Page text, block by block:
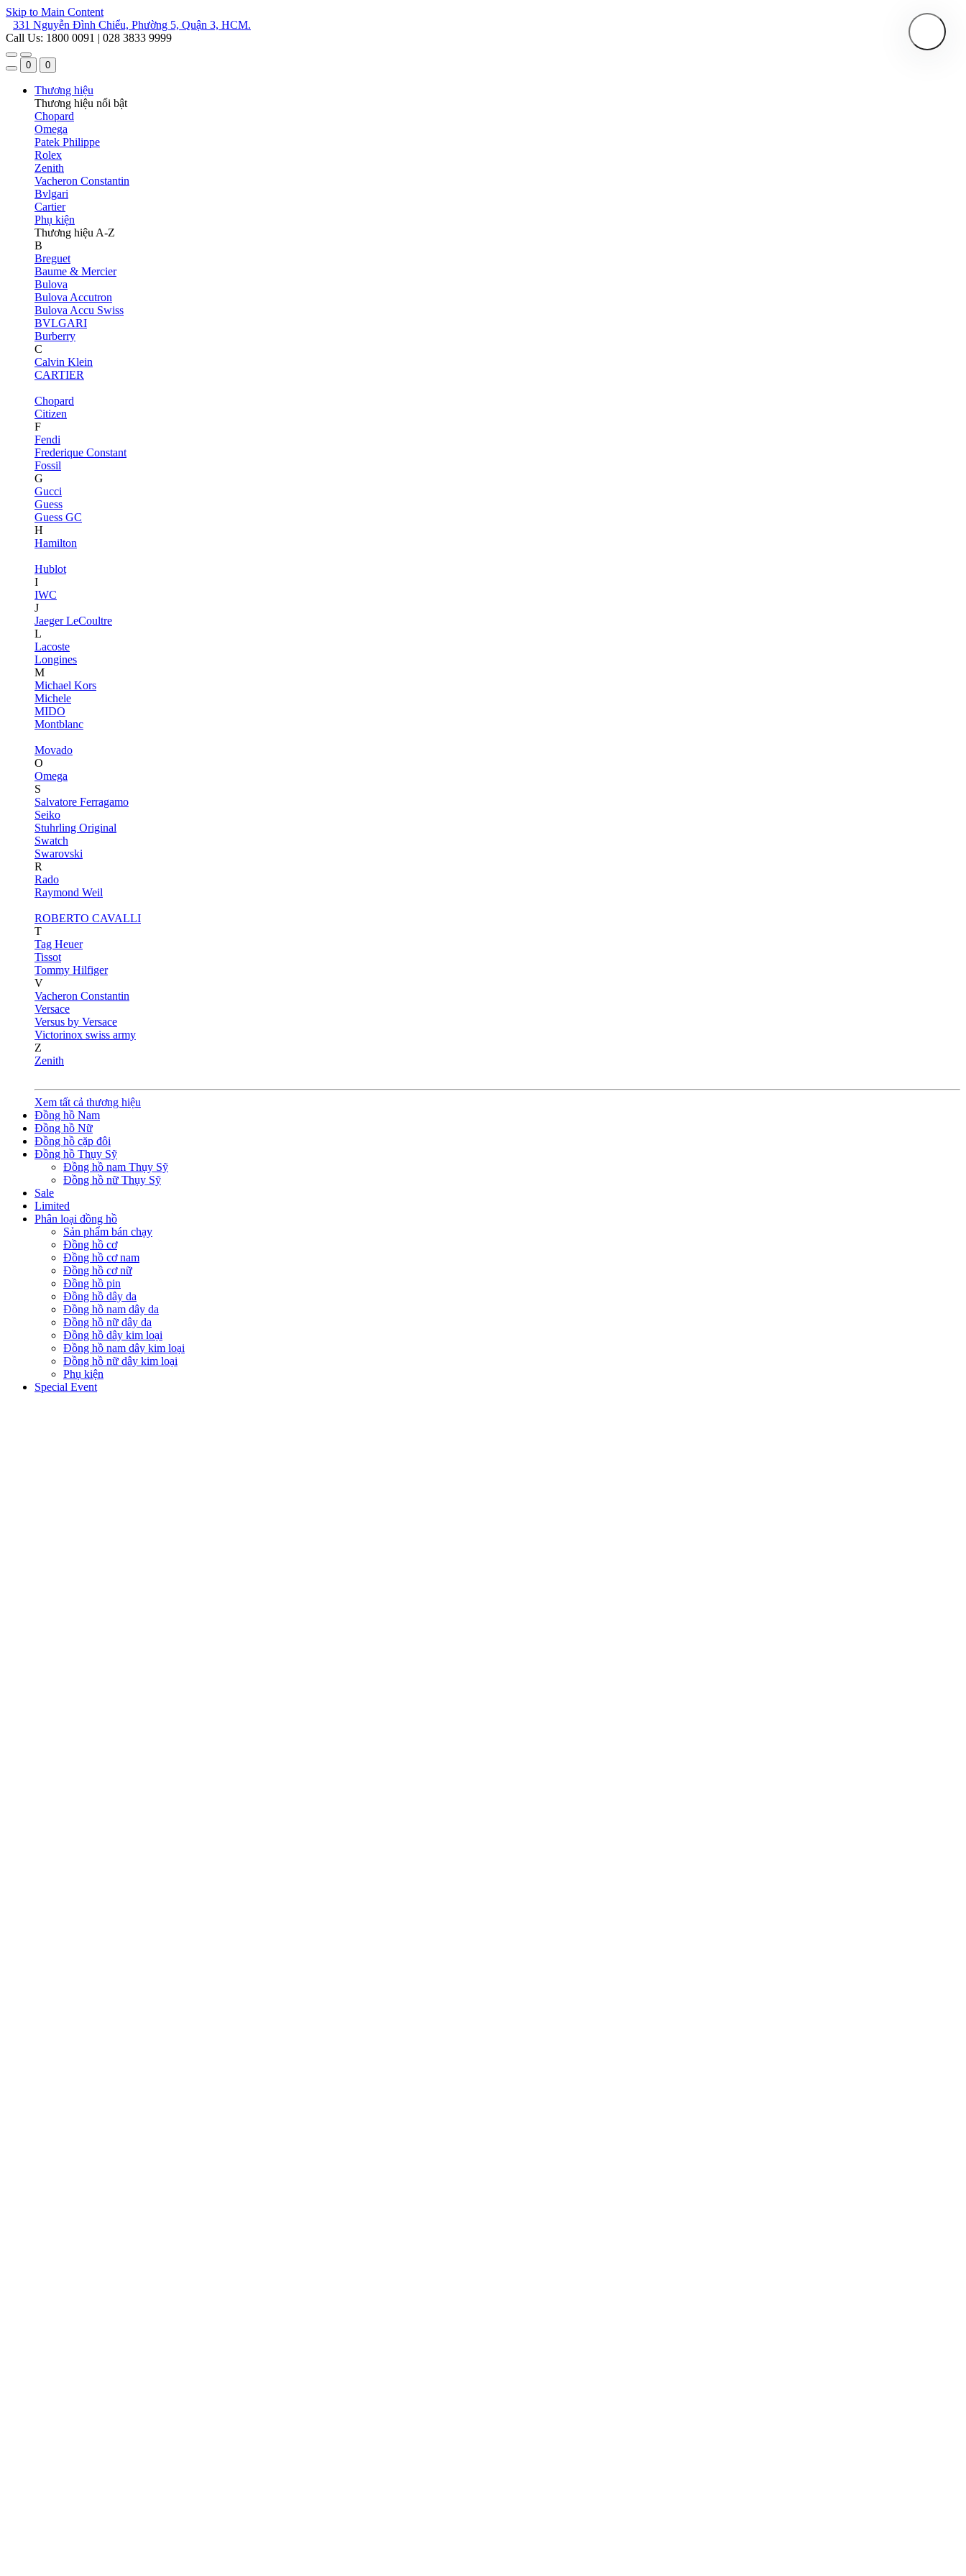
Skip to Main Content
331 Nguyễn Đình Chiểu, Phường 5, Quận 3, HCM.
Call Us: 1800 0091 | 028 3833 9999
0 0
Thương hiệu
Thương hiệu nổi bật
Chopard
Omega
Patek Philippe
Rolex
Zenith
Vacheron Constantin
Bvlgari
Cartier
Phụ kiện
Thương hiệu A-Z
B
Breguet
Baume & Mercier
Bulova
Bulova Accutron
Bulova Accu Swiss
BVLGARI
Burberry
C
Calvin Klein
CARTIER
Chopard
Citizen
F
Fendi
Frederique Constant
Fossil
G
Gucci
Guess
Guess GC
H
Hamilton
Hublot
I
IWC
J
Jaeger LeCoultre
L
Lacoste
Longines
M
Michael Kors
Michele
MIDO
Montblanc
Movado
O
Omega
S
Salvatore Ferragamo
Seiko
Stuhrling Original
Swatch
Swarovski
R
Rado
Raymond Weil
ROBERTO CAVALLI
T
Tag Heuer
Tissot
Tommy Hilfiger
V
Vacheron Constantin
Versace
Versus by Versace
Victorinox swiss army
Z
Zenith
Xem tất cả thương hiệu
Đồng hồ Nam
Đồng hồ Nữ
Đồng hồ cặp đôi
Đồng hồ Thụy Sỹ
Đồng hồ nam Thụy Sỹ
Đồng hồ nữ Thụy Sỹ
Sale
Limited
Phân loại đồng hồ
Sản phẩm bán chạy
Đồng hồ cơ
Đồng hồ cơ nam
Đồng hồ cơ nữ
Đồng hồ pin
Đồng hồ dây da
Đồng hồ nam dây da
Đồng hồ nữ dây da
Đồng hồ dây kim loại
Đồng hồ nam dây kim loại
Đồng hồ nữ dây kim loại
Phụ kiện
Special Event